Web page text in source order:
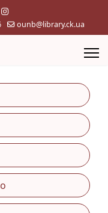
ounb@library.ck.ua